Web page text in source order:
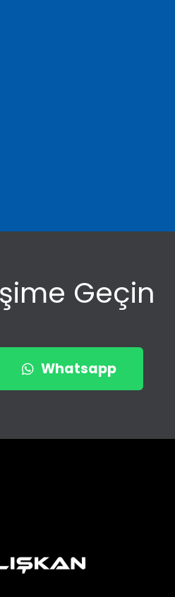
Geçin
Whatsapp